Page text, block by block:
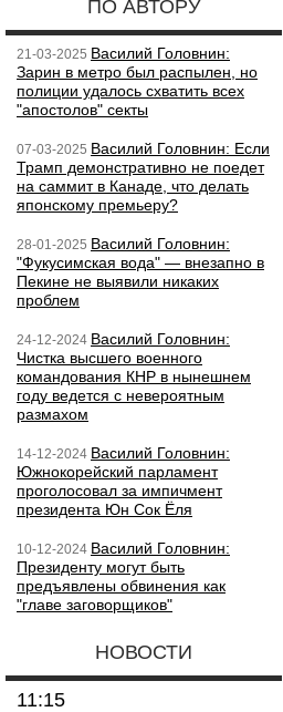
ПО АВТОРУ
21-03-2025 Василий Головнин:
Зарин в метро был распылен, но
полиции удалось схватить всех
"апостолов" секты
07-03-2025 Василий Головнин: Если
Трамп демонстративно не поедет
на саммит в Канаде, что делать
японскому премьеру?
28-01-2025 Василий Головнин:
"Фукусимская вода" — внезапно в
Пекине не выявили никаких
проблем
24-12-2024 Василий Головнин:
Чистка высшего военного
командования КНР в нынешнем
году ведется с невероятным
размахом
14-12-2024 Василий Головнин:
Южнокорейский парламент
проголосовал за импичмент
президента Юн Сок Ёля
10-12-2024 Василий Головнин:
Президенту могут быть
предъявлены обвинения как
"главе заговорщиков"
НОВОСТИ
11:15